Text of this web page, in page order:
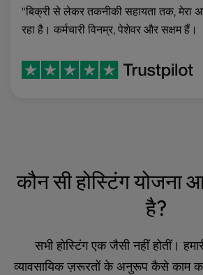
"बिक्री से लेकर तकनीकी सहायता तक, मेरा
रहा है। कर्मचारी विनम्र, पेशेवर और सक्षम हैं।
कौन सी होस्टिंग योजना
है?
सभी होस्टिंग एक जैसी नहीं होतीं।
व्यावसायिक ज़रूरतों के अनुरूप कैसे काम